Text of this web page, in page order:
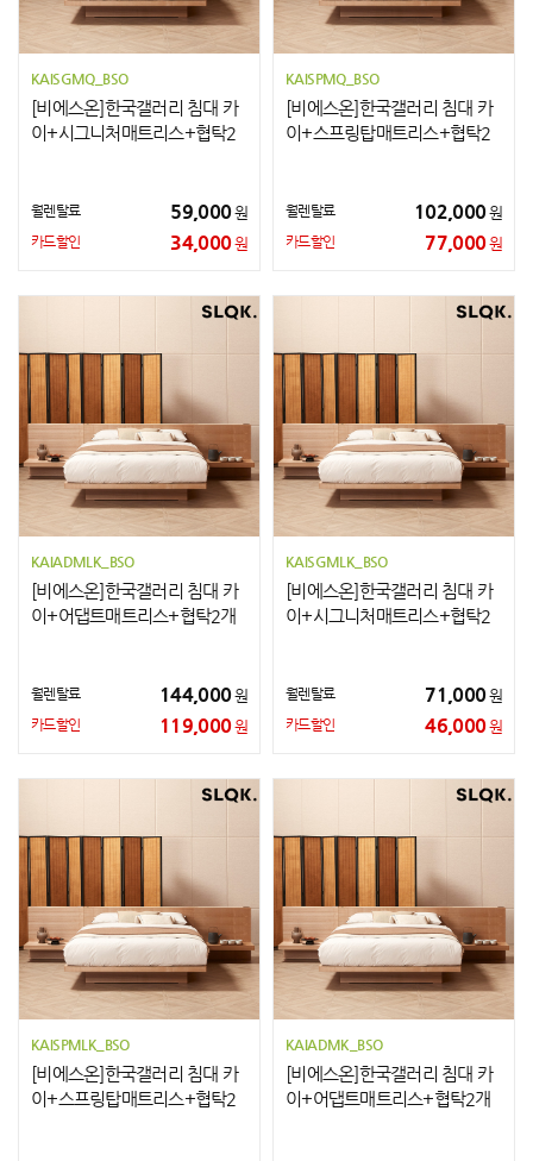
KAISGMQ_BSO
[비에스온]한국갤러리 침대 카
이+시그니처매트리스+협탁2
월렌탈료 59,000원
카드할인 34,000원
KAISPMQ_BSO
[비에스온]한국갤러리 침대 카
이+스프링탑매트리스+협탁2
월렌탈료 102,000원
카드할인 77,000원
KAIADMLK_BSO
[비에스온]한국갤러리 침대 카
이+어댑트매트리스+협탁2개
월렌탈료 144,000원
카드할인 119,000원
KAISGMLK_BSO
[비에스온]한국갤러리 침대 카
이+시그니처매트리스+협탁2
월렌탈료 71,000원
카드할인 46,000원
KAISPMLK_BSO
[비에스온]한국갤러리 침대 카
이+스프링탑매트리스+협탁2
KAIADMK_BSO
[비에스온]한국갤러리 침대 카
이+어댑트매트리스+협탁2개